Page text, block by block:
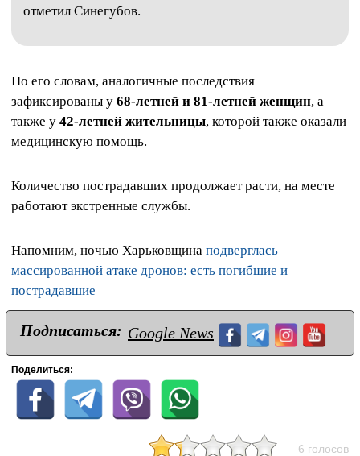
отметил Синегубов.
По его словам, аналогичные последствия
зафиксированы у 68‑летней и 81‑летней женщин, а
также у 42‑летней жительницы, которой также оказали
медицинскую помощь.
Количество пострадавших продолжает расти, на месте
работают экстренные службы.
Напомним, ночью Харьковщина подверглась
массированной атаке дронов: есть погибшие и
пострадавшие
Подписаться: Google News
Поделиться:
6 голосов